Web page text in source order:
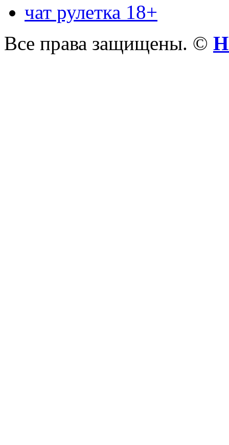
чат рулетка 18+
Все права защищены. ©